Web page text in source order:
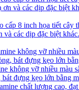
cấp 8 inch họa tiết cây
và các dịp đặc biệt
không vỡ nhiều màu
đựng kẹo lớn bằng